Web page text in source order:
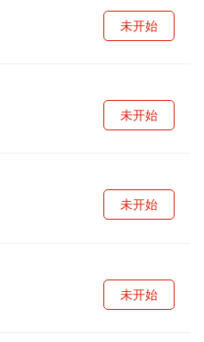
未开始
未开始
未开始
未开始